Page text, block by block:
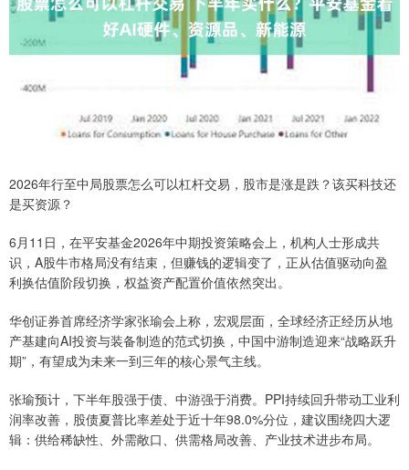
2026年行至中局股票怎么可以杠杆交易，股市是涨是跌？该买科技还
是买资源？
6月11日，在平安基金2026年中期投资策略会上，机构人士形成共
识，A股牛市格局没有结束，但赚钱的逻辑变了，正从估值驱动向盈
利换估值阶段切换，权益资产配置价值依然突出。
华创证券首席经济学家张瑜会上称，宏观层面，全球经济正经历从地
产基建向AI投资与装备制造的范式切换，中国中游制造迎来“战略跃升
期”，有望成为未来一到三年的核心景气主线。
张瑜预计，下半年股强于债、中游强于消费。PPI持续回升带动工业利
润率改善，股债夏普比率差处于近十年98.0%分位，建议围绕四大逻
辑：供给稀缺性、外需敞口、供需格局改善、产业技术进步布局。